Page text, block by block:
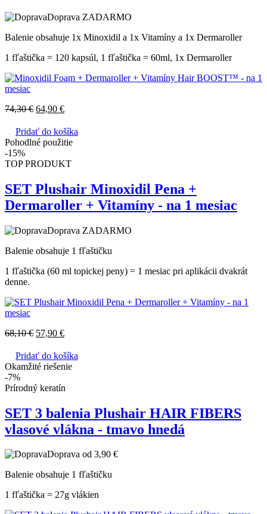
Doprava ZADARMO
Balenie obsahuje 1x Minoxidil a 1x Vitamíny a 1x Dermaroller
1 fľaštička = 120 kapsúl, 1 fľaštička = 60ml, 1x Dermaroller
74,30€ 64,90 €
Pridať do košíka
Pohodlné použitie
-15%
TOP PRODUKT
SET Plushair Minoxidil Pena +
Dermaroller + Vitamíny - na 1 mesiac
Doprava ZADARMO
Balenie obsahuje 1 fľaštičku
1 fľaštička (60 ml topickej peny) = 1 mesiac pri aplikácii dvakrát
denne.
68,10€ 57,90 €
Pridať do košíka
Okamžité riešenie
-7%
Prírodný keratín
SET 3 balenia Plushair HAIR FIBERS
vlasové vlákna - tmavo hnedá
Doprava od 3,90 €
Balenie obsahuje 1 fľaštičku
1 fľaštička = 27g vlákien